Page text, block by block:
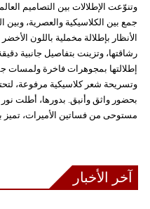
وتنوّعت الإطلالات بين التصاميم
جمع بين الكلاسيكية والعصرية،
الأنظار بإطلالة مخملية باللون
رشاقتها، وتزينت بتفاصيل جانبية
إطلالتها بمجوهرات فاخرة
وتسريحة شعر كلاسيكية مرفوعة،
بحضور واثق وأنيق. بدورها، أطلت
مستوحى من فساتين الأميرات،
آخر الأخبار